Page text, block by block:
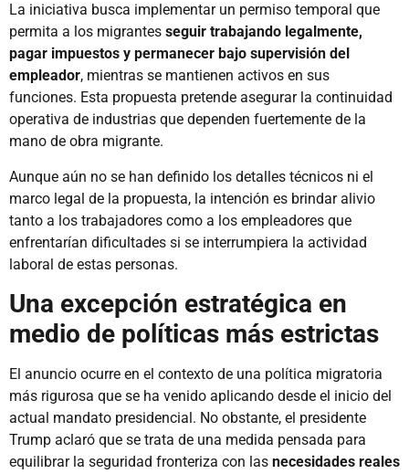
La iniciativa busca implementar un permiso temporal que
permita a los migrantes seguir trabajando legalmente,
pagar impuestos y permanecer bajo supervisión del
empleador, mientras se mantienen activos en sus
funciones. Esta propuesta pretende asegurar la continuidad
operativa de industrias que dependen fuertemente de la
mano de obra migrante.
Aunque aún no se han definido los detalles técnicos ni el
marco legal de la propuesta, la intención es brindar alivio
tanto a los trabajadores como a los empleadores que
enfrentarían dificultades si se interrumpiera la actividad
laboral de estas personas.
Una excepción estratégica en
medio de políticas más estrictas
El anuncio ocurre en el contexto de una política migratoria
más rigurosa que se ha venido aplicando desde el inicio del
actual mandato presidencial. No obstante, el presidente
Trump aclaró que se trata de una medida pensada para
equilibrar la seguridad fronteriza con las necesidades reales